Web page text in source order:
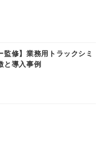
監修】業務用トラックシミ
と導入事例